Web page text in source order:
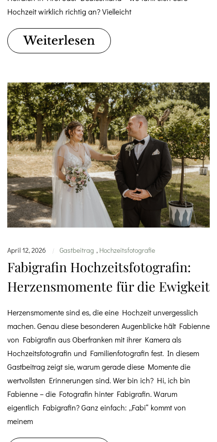
Hochzeit wirklich richtig an? Vielleicht
Weiterlesen
April 12, 2026 | Gastbeitrag , Hochzeitsfotografie
Fabigrafin Hochzeitsfotografin:
Herzensmomente für die Ewigkeit
Herzensmomente sind es, die eine Hochzeit unvergesslich
machen. Genau diese besonderen Augenblicke hält Fabienne
von Fabigrafin aus Oberfranken mit ihrer Kamera als
Hochzeitsfotografin und Familienfotografin fest. In diesem
Gastbeitrag zeigt sie, warum gerade diese Momente die
wertvollsten Erinnerungen sind. Wer bin ich? Hi, ich bin
Fabienne – die Fotografin hinter Fabigrafin. Warum
eigentlich Fabigrafin? Ganz einfach: „Fabi“ kommt von
meinem